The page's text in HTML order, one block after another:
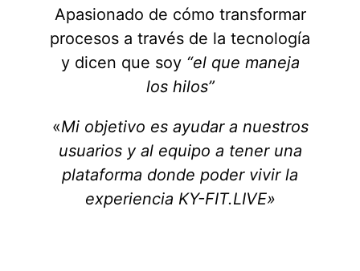
Apasionado de cómo transformar
procesos a través de la tecnología
y dicen que soy “el que maneja
los hilos”
«Mi objetivo es ayudar a nuestros
usuarios y al equipo a tener una
plataforma donde poder vivir la
experiencia KY-FIT.LIVE»